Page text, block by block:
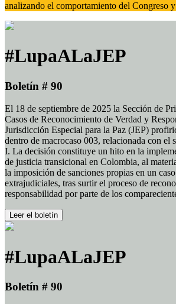
analizando el comportamiento del Congreso y
#LupaALaJEP
Boletín # 90
El 18 de septiembre de 2025 la Sección de
Casos de Reconocimiento de Verdad y
Jurisdicción Especial para la Paz (JEP)
dentro de macrocaso 003, relacionada con el
I. La decisión constituye un hito en la
de justicia transicional en Colombia, al
la imposición de sanciones propias en un
extrajudiciales, tras surtir el proceso de
responsabilidad por parte de los
Leer el boletín
#LupaALaJEP
Boletín # 90